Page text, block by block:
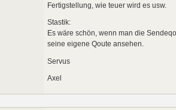
Fertigstellung, wie teuer wird es usw.
Stastik:
Es wäre schön, wenn man die
seine eigene Qoute ansehen.
Servus
Axel